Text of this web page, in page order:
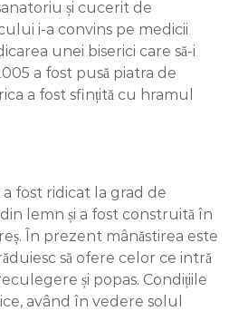
și cucerit de
i-a convins pe medicii
unei biserici care să-i
a fost pusă piatra de
a fost sfințită cu hramul
fost ridicat la grad de
lemn și a fost construită în
În prezent mânăstirea este
să ofere celor ce intră
și popas. Condițiile
având în vedere solul